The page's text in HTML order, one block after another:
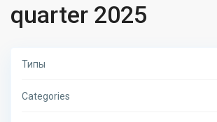
quarter 2025
Типы
Categories